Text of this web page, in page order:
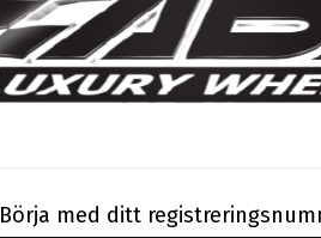
Börja med ditt